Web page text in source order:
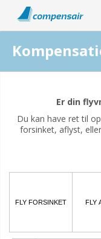
Er din
Du kan have ret til
forsinket, aflyst,
FLY FORSINKET FLY